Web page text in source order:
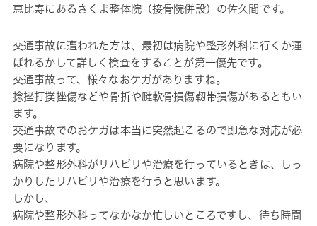
恵比寿にあるさくま整体院（接骨院併設）の佐久間です。
交通事故に遭われた方は、最初は病院や整形外科に行くか運
ばれるかして詳しく検査をすることが第一優先です。
交通事故って、様々なおケガがありますね。
捻挫打撲挫傷などや骨折や腱軟骨損傷靭帯損傷があるともい
ます。
交通事故でのおケガは本当に突然起こるので即急な対応が必
要になります。
病院や整形外科がリハビリや治療を行っているときは、しっ
かりしたリハビリや治療を行うと思います。
しかし、
病院や整形外科ってなかなか忙しいところですし、待ち時間